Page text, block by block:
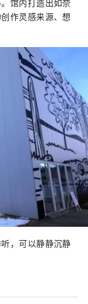
馆内打造出如奈
作灵感来源、想
，可以静静沉静